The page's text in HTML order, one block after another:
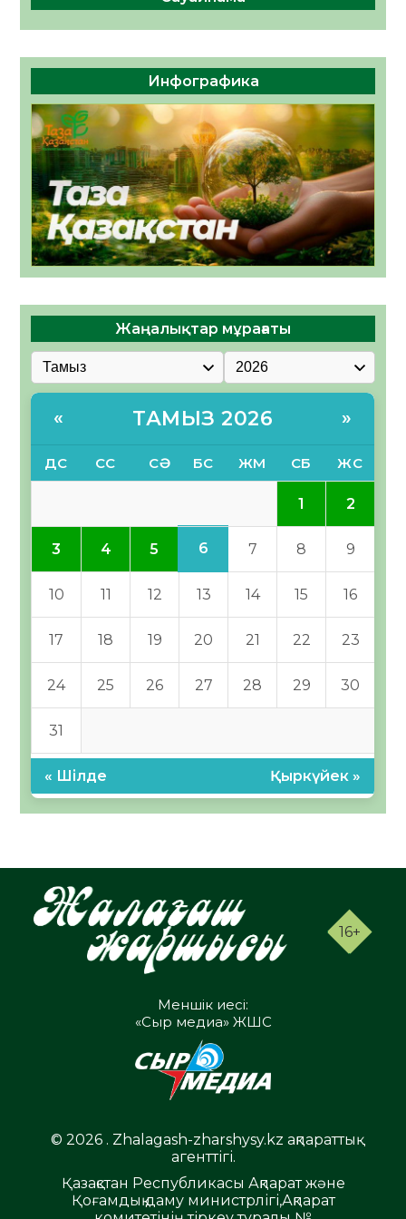
Инфографика
Жаңалықтар мұрағаты
« ТАМЫЗ 2026 »
ДС СС СӘ БС ЖМ СБ ЖС
1 2
3 4 5 6 7 8 9
10 11 12 13 14 15 16
17 18 19 20 21 22 23
24 25 26 27 28 29 30
31
« Шілде Қыркүйек »
16+
Меншік иесі:
«Сыр медиа» ЖШС
© 2026 . Zhalagash-zharshysy.kz ақпараттық
агенттігі.
Қазақстан Республикасы Ақпарат және
Қоғамдық даму министрлігі,Ақпарат